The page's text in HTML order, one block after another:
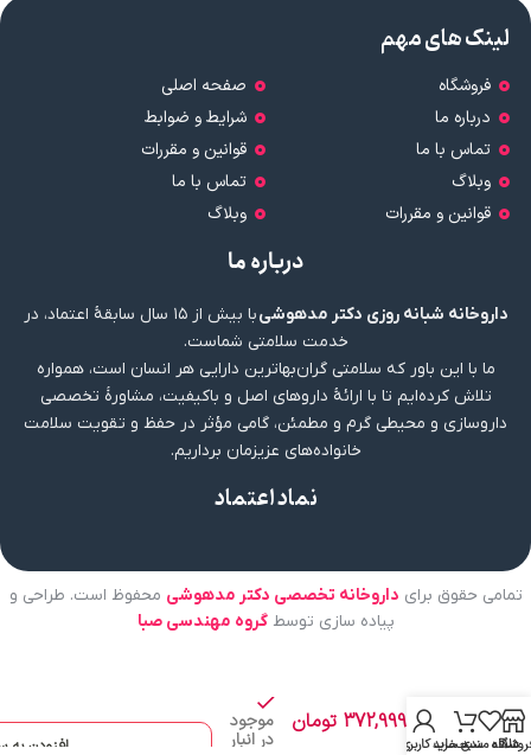
لینک های مهم
فروشگاه
درباره ما
تماس با ما
وبلاگ
قوانین و مقررات
صفحه اصلی
شرایط و ضوابط
قوانین و مقررات
تماس با ما
وبلاگ
درباره ما
داروخانه شبانه روزی دکتر مدهوشی
با بیش از ۱۵ سال سابقهٔ اعتماد، در
خدمت سلامتی شماست.
ما با این باور که سلامتی گران‌بهاترین دارایی هر انسان است، همواره
تلاش کرده‌ایم تا با ارائهٔ داروهای اصل و باکیفیت، مشاورهٔ تخصصی
داروسازی و محیطی گرم و مطمئن، گامی مؤثر در حفظ و تقویت سلامت
خانواده‌های عزیزمان برداریم.
نماد اعتماد
تمامی حقوق برای داروخانه تخصصی دکتر مدهوشی محفوظ است. طراحی و
پیاده سازی توسطگروه مهندسی صبا
علاقه مندیسبد خرید
حساب کاربری من
سیمرغ
دارو
372,999 تومان موجود
در انبار افزودن به